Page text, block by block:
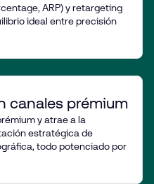
ARP) y retargeting
ideal entre precisión
canales prémium
y atrae a la
estratégica de
todo potenciado por